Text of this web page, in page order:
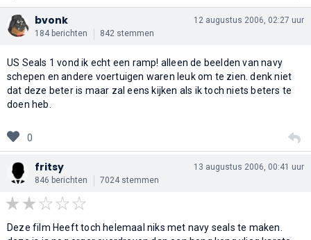
bvonk
184 berichten 842 stemmen
12 augustus 2006, 02:27 uur
US Seals 1 vond ik echt een ramp! alleen de beelden van navy
schepen en andere voertuigen waren leuk om te zien. denk niet
dat deze beter is maar zal eens kijken als ik toch niets beters te
doen heb.
0
fritsy
846 berichten 7024 stemmen
13 augustus 2006, 00:41 uur
Deze film Heeft toch helemaal niks met navy seals te maken.